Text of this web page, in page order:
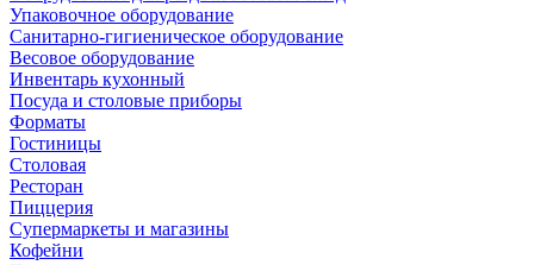
Упаковочное оборудование
Санитарно-гигиеническое оборудование
Весовое оборудование
Инвентарь кухонный
Посуда и столовые приборы
Форматы
Гостиницы
Столовая
Ресторан
Пиццерия
Супермаркеты и магазины
Кофейни